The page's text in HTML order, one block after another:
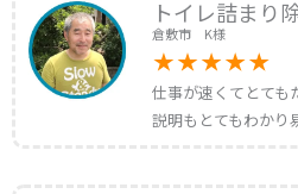
トイレ詰まり
倉敷市 K様
仕事が速くてとても
説明もとてもわかり